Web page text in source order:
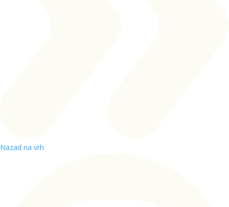
Nazad na vrh